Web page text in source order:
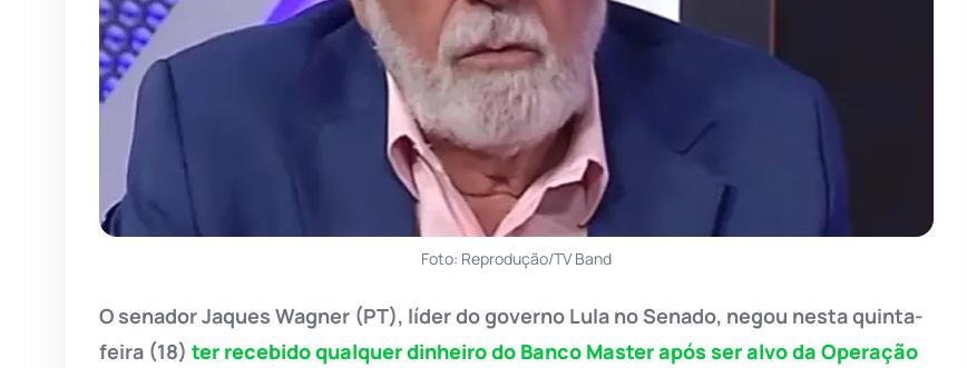
Foto: Reprodução/TV Band
O senador Jaques Wagner (PT), líder do governo Lula no Senado, negou nesta quinta-
feira (18) ter recebido qualquer dinheiro do Banco Master após ser alvo da Operação